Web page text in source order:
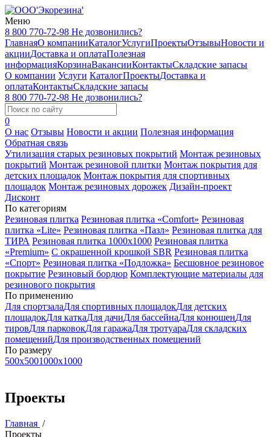
Меню
8 800 770-72-98 Не дозвонились?
ГлавнаяО компанииКаталогУслугиПроектыОтзывыНовости и
акцииДоставка и оплатаПолезная
информацияКорзинаВакансииКонтактыСкладские запасы
О компании Услуги КаталогПроектыДоставка и
оплатаКонтактыСкладские запасы
8 800 770-72-98 Не дозвонились?
0
О нас Отзывы Новости и акции Полезная информация
Обратная связь
Утилизация старых резиновых покрытий Монтаж резиновых
покрытий Монтаж резиновой плитки Монтаж покрытия для
детских площадок Монтаж покрытия для спортивных
площадок Монтаж резиновых дорожек Дизайн-проект
Дисконт
По категориям
Резиновая плитка Резиновая плитка «Comfort» Резиновая
плитка «Lite» Резиновая плитка «Пазл» Резиновая плитка для
ТИРА Резиновая плитка 1000x1000 Резиновая плитка
«Premium» С окрашенной крошкой SBR Резиновая плитка
«Спорт» Резиновая плитка «Подложка» Бесшовное резиновое
покрытие Резиновый бордюр Комплектующие материалы для
резинового покрытия
По применению
Для спортзалаДля спортивных площадокДля детских
площадокДля каткаДля дачиДля бaссейнаДля конюшенДля
тировДля парковокДля гаражаДля тротуараДля складских
помещенийДля производственных помещений
По размеру
500x5001000x1000
Проекты
Главная /
Проекты